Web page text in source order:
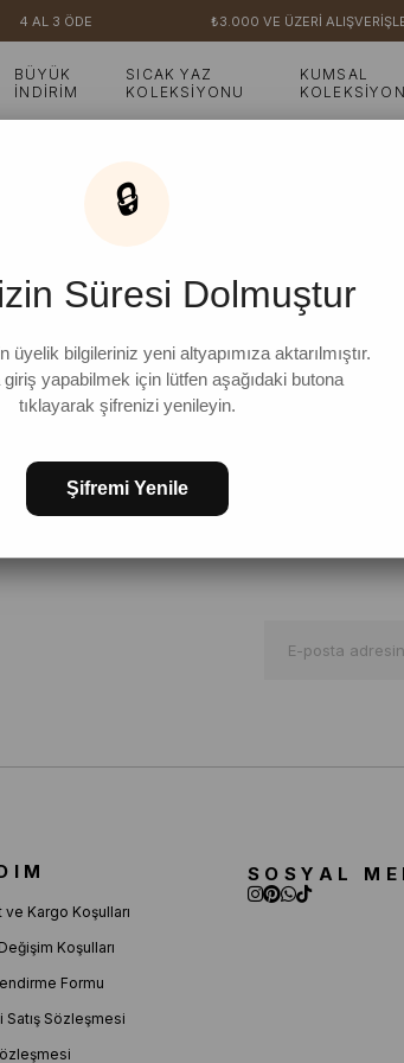
4 AL 3 ÖDE ₺3.000 VE ÜZERİ
BÜYÜK
İNDİRİM
SICAK YAZ
KOLEKSİYONU
KUMSAL
Kargo Koşulları
Koşulları
Formu
Sözleşmesi
SOSYAL
🔒
Süresi Dolmuştur
üyelik bilgileriniz yeni altyapımıza aktarılmıştır.
giriş yapabilmek için lütfen aşağıdaki butona
tıklayarak şifrenizi yenileyin.
Şifremi Yenile